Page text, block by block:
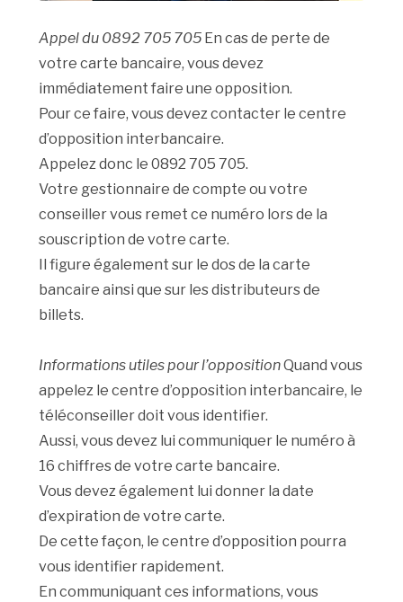
Appel du 0892 705 705 En cas de perte de
votre carte bancaire, vous devez
immédiatement faire une opposition.
Pour ce faire, vous devez contacter le centre
d’opposition interbancaire.
Appelez donc le 0892 705 705.
Votre gestionnaire de compte ou votre
conseiller vous remet ce numéro lors de la
souscription de votre carte.
Il figure également sur le dos de la carte
bancaire ainsi que sur les distributeurs de
billets.
Informations utiles pour l’oppositionQuand vous
appelez le centre d’opposition interbancaire, le
téléconseiller doit vous identifier.
Aussi, vous devez lui communiquer le numéro à
16 chiffres de votre carte bancaire.
Vous devez également lui donner la date
d’expiration de votre carte.
De cette façon, le centre d’opposition pourra
vous identifier rapidement.
En communiquant ces informations, vous